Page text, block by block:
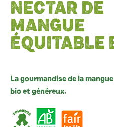
NECTAR DE
MANGUE
ÉQUITABLE
La gourmandise de la
bio et généreux.